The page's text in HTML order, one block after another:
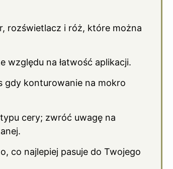
rozświetlacz i róż, które można
względu na łatwość aplikacji.
gdy konturowanie na mokro
cery; zwróć uwagę na
co najlepiej pasuje do Twojego